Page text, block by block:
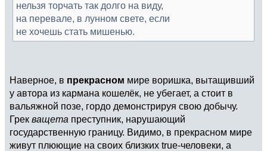
нельзя торчать так долго на виду,
на перевале, в лунном свете, если
не хочешь стать мишенью.
Наверное, в прекрасном мире воришка, вытащивший
у автора из кармана кошелёк, не убегает, а стоит в
вальяжной позе, гордо демонстрируя свою добычу.
Грек ващета преступник, нарушающий
государственную границу. Видимо, в прекрасном мире
живут плюющие на своих близких true-человеки, а